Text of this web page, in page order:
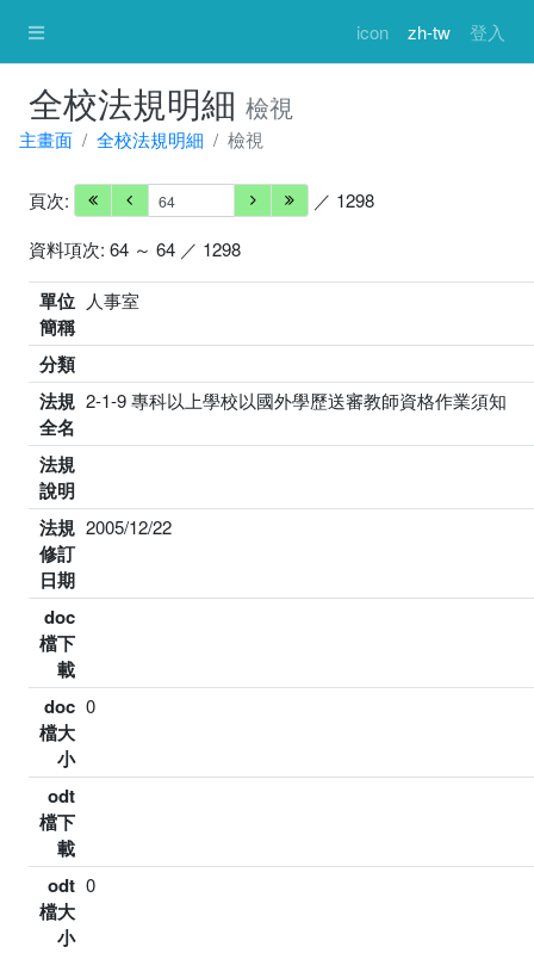
icon zh-tw 登入
全校法規明細 檢視
主畫面 全校法規明細 檢視
頁次:
／ 1298
資料項次: 64 ～ 64 ／ 1298
單位
簡稱
人事室
分類
法規
全名
2-1-9 專科以上學校以國外學歷送審教師資格作業須知
法規
說明
法規
修訂
日期
2005/12/22
doc
檔下
載
doc
檔大
小
0
odt
檔下
載
odt
檔大
小
0